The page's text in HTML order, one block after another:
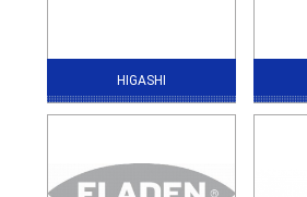
HIGASHI